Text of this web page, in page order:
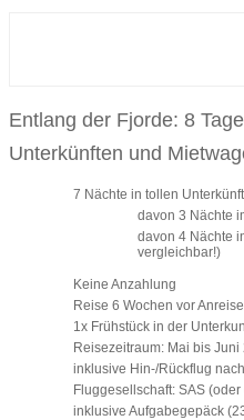
Entlang der Fjorde: 8
Unterkünften und
7 Nächte in tollen
davon 3 Nächte
davon 4 Nächte
vergleichbar!)
Keine Anzahlung
Reise 6 Wochen vor
1x Frühstück in der
Reisezeitraum: Mai bis
inklusive Hin-/Rückflug
Fluggesellschaft: SAS
inklusive Aufgabegepäck